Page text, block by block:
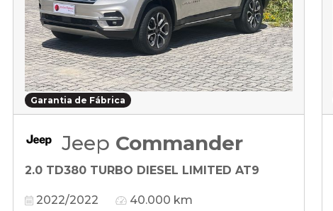
Garantia de Fábrica
Jeep Commander
2.0 TD380 TURBO DIESEL LIMITED AT9
2022/2022 40.000 km